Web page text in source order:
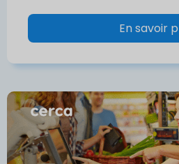
En savoir